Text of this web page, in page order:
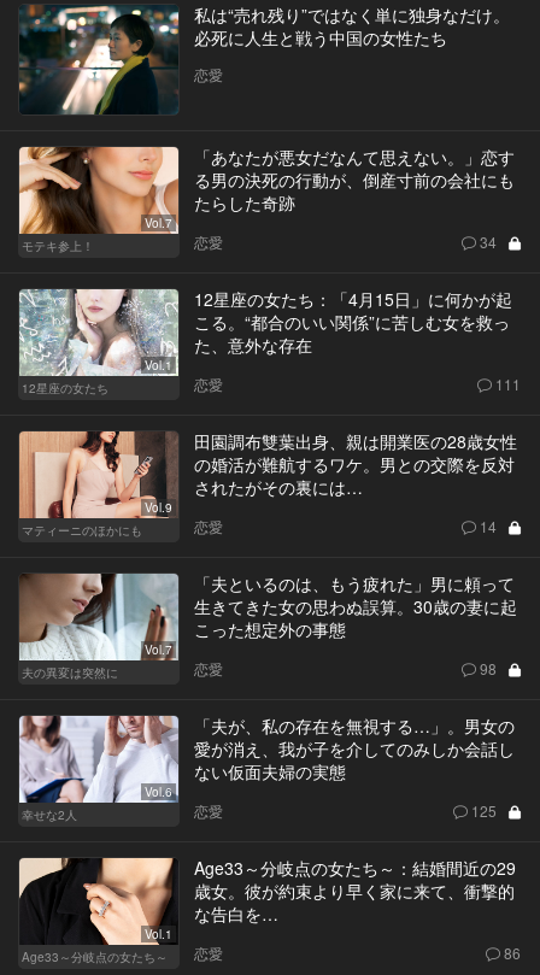
私は“売れ残り”ではなく単に独身なだけ。
必死に人生と戦う中国の女性たち
恋愛
Vol.7
モテキ参上！
「あなたが悪女だなんて思えない。」恋す
る男の決死の行動が、倒産寸前の会社にも
たらした奇跡
恋愛 34
Vol.1
12星座の女たち
12星座の女たち：「4月15日」に何かが起
こる。“都合のいい関係”に苦しむ女を救っ
た、意外な存在
恋愛 111
Vol.9
マティーニのほかにも
田園調布雙葉出身、親は開業医の28歳女性
の婚活が難航するワケ。男との交際を反対
されたがその裏には…
恋愛 14
Vol.7
夫の異変は突然に
「夫といるのは、もう疲れた」男に頼って
生きてきた女の思わぬ誤算。30歳の妻に起
こった想定外の事態
恋愛 98
Vol.6
幸せな2人
「夫が、私の存在を無視する…」。男女の
愛が消え、我が子を介してのみしか会話し
ない仮面夫婦の実態
恋愛 125
Vol.1
Age33～分岐点の女たち～
Age33～分岐点の女たち～：結婚間近の29
歳女。彼が約束より早く家に来て、衝撃的
な告白を…
恋愛 86